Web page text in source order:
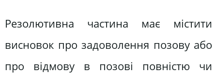
Резолютивна частина має містити
висновок про задоволення позову або
про відмову в позові повністю чи